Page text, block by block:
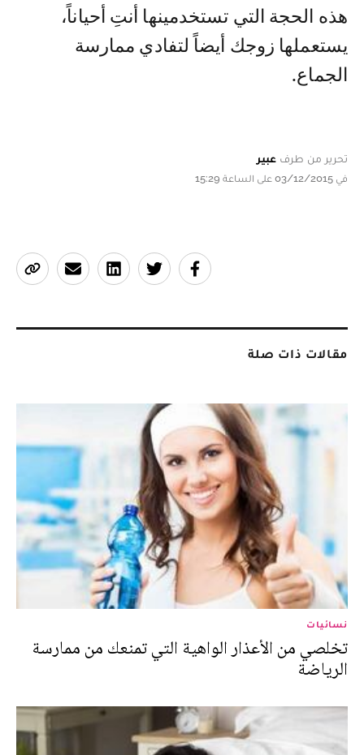
هذه الحجة التي تستخدمينها أنتِ أحياناً،
يستعملها زوجك أيضاً لتفادي ممارسة
الجماع.
تحرير من طرف عبير
في 03/12/2015 على الساعة 15:29
مقالات ذات صلة
نسائيات
تخلصي من الأعذار الواهية التي تمنعك من ممارسة
الرياضة